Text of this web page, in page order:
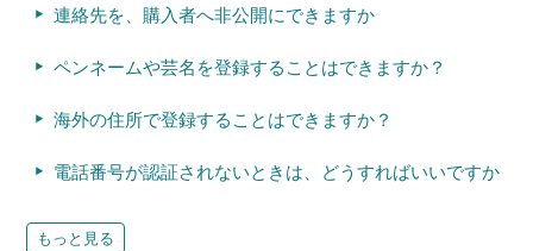
連絡先を、購入者へ非公開にできますか
ペンネームや芸名を登録することはできますか？
海外の住所で登録することはできますか？
電話番号が認証されないときは、どうすればいいですか
もっと見る